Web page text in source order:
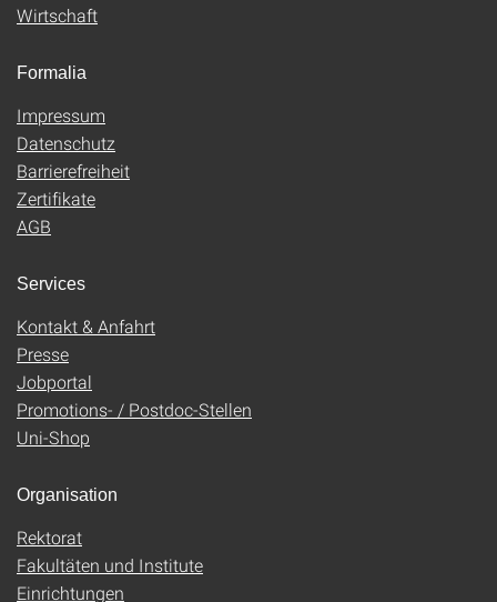
Wirtschaft
Formalia
Impressum
Datenschutz
Barrierefreiheit
Zertifikate
AGB
Services
Kontakt & Anfahrt
Presse
Jobportal
Promotions- / Postdoc-Stellen
Uni-Shop
Organisation
Rektorat
Fakultäten und Institute
Einrichtungen